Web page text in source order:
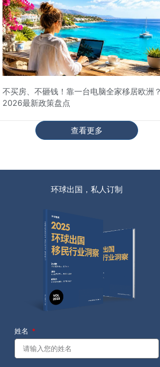
不买房、不砸钱！靠一台电脑全家移居欧洲？
2026最新政策盘点
查看更多
环球出国，私人订制
姓名